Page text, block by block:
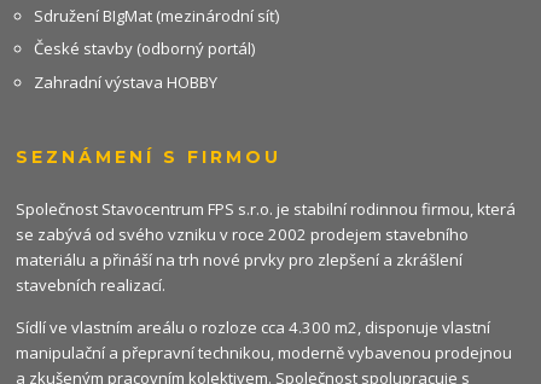
Sdružení BIgMat (mezinárodní síť)
České stavby (odborný portál)
Zahradní výstava HOBBY
SEZNÁMENÍ S FIRMOU
Společnost Stavocentrum FPS s.r.o. je stabilní rodinnou firmou, která
se zabývá od svého vzniku v roce 2002 prodejem stavebního
materiálu a přináší na trh nové prvky pro zlepšení a zkrášlení
stavebních realizací.
Sídlí ve vlastním areálu o rozloze cca 4.300 m2, disponuje vlastní
manipulační a přepravní technikou, moderně vybavenou prodejnou
a zkušeným pracovním kolektivem. Společnost spolupracuje s